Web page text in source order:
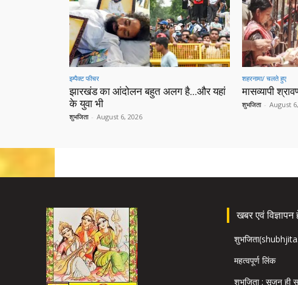
इम्पैक्ट फीचर
झारखंड का आंदोलन बहुत अलग है…और यहां
के युवा भी
शुभजिता - August 6, 2026
शहरनामा/ चलते हुए
मासव्यापी
शुभजिता - August
खबर एवं
महत्वपूर्ण लिंक
शुभजिता : सृजन ही